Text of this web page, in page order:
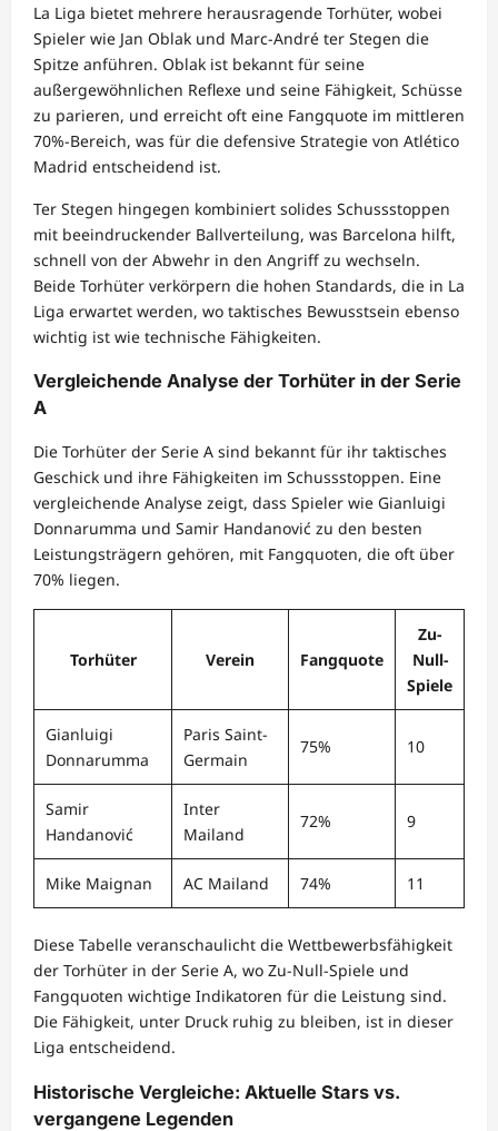
La Liga bietet mehrere herausragende Torhüter, wobei
Spieler wie Jan Oblak und Marc-André ter Stegen die
Spitze anführen. Oblak ist bekannt für seine
außergewöhnlichen Reflexe und seine Fähigkeit, Schüsse
zu parieren, und erreicht oft eine Fangquote im mittleren
70%-Bereich, was für die defensive Strategie von Atlético
Madrid entscheidend ist.
Ter Stegen hingegen kombiniert solides Schussstoppen
mit beeindruckender Ballverteilung, was Barcelona hilft,
schnell von der Abwehr in den Angriff zu wechseln.
Beide Torhüter verkörpern die hohen Standards, die in La
Liga erwartet werden, wo taktisches Bewusstsein ebenso
wichtig ist wie technische Fähigkeiten.
Vergleichende Analyse der Torhüter in der Serie
A
Die Torhüter der Serie A sind bekannt für ihr taktisches
Geschick und ihre Fähigkeiten im Schussstoppen. Eine
vergleichende Analyse zeigt, dass Spieler wie Gianluigi
Donnarumma und Samir Handanović zu den besten
Leistungsträgern gehören, mit Fangquoten, die oft über
70% liegen.
Torhüter Verein Fangquote
Zu-
Null-
Spiele
Gianluigi
Donnarumma
Paris Saint-
Germain
75% 10
Samir
Handanović
Inter
Mailand
72% 9
Mike Maignan AC Mailand 74% 11
Diese Tabelle veranschaulicht die Wettbewerbsfähigkeit
der Torhüter in der Serie A, wo Zu-Null-Spiele und
Fangquoten wichtige Indikatoren für die Leistung sind.
Die Fähigkeit, unter Druck ruhig zu bleiben, ist in dieser
Liga entscheidend.
Historische Vergleiche: Aktuelle Stars vs.
vergangene Legenden